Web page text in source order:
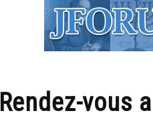
Rendez-vous